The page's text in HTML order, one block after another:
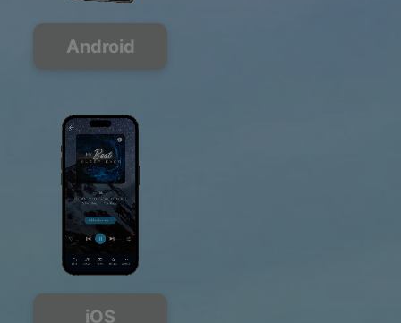
Android
iOS